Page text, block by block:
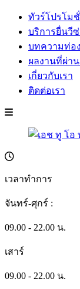
ทัวร์โปรโม
บริการยื่นวี
บทความท่อ
ผลงานที่ผ่า
เกี่ยวกับเรา
ติดต่อเรา
เวลาทำการ
จันทร์-ศุกร์ :
09.00 - 22.00 น.
เสาร์
09.00 - 22.00 น.